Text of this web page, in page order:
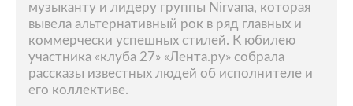
музыканту и лидеру группы Nirvana, которая
вывела альтернативный рок в ряд главных и
коммерчески успешных стилей. К юбилею
участника «клуба 27» «Лента.ру» собрала
рассказы известных людей об исполнителе и
его коллективе.